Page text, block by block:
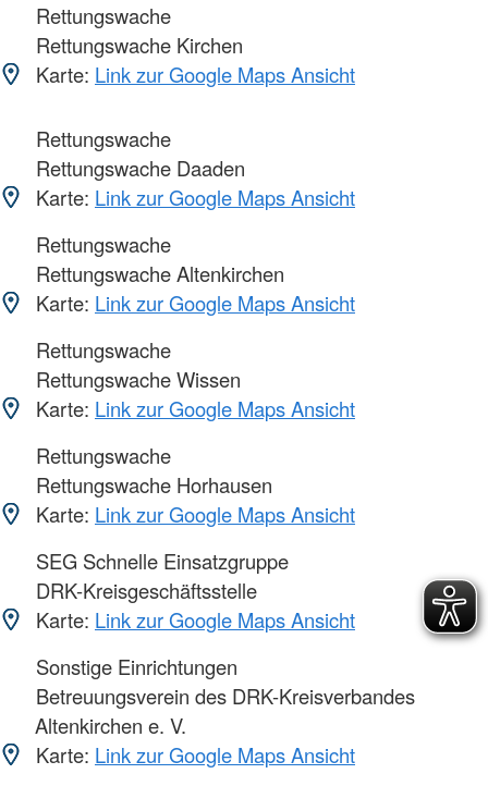
Rettungswache
Rettungswache Kirchen
Karte: Link zur Google Maps Ansicht
Rettungswache
Rettungswache Daaden
Karte: Link zur Google Maps Ansicht
Rettungswache
Rettungswache Altenkirchen
Karte: Link zur Google Maps Ansicht
Rettungswache
Rettungswache Wissen
Karte: Link zur Google Maps Ansicht
Rettungswache
Rettungswache Horhausen
Karte: Link zur Google Maps Ansicht
SEG Schnelle Einsatzgruppe
DRK-Kreisgeschäftsstelle
Karte: Link zur Google Maps Ansicht
Sonstige Einrichtungen
Betreuungsverein des DRK-Kreisverbandes
Altenkirchen e. V.
Karte: Link zur Google Maps Ansicht